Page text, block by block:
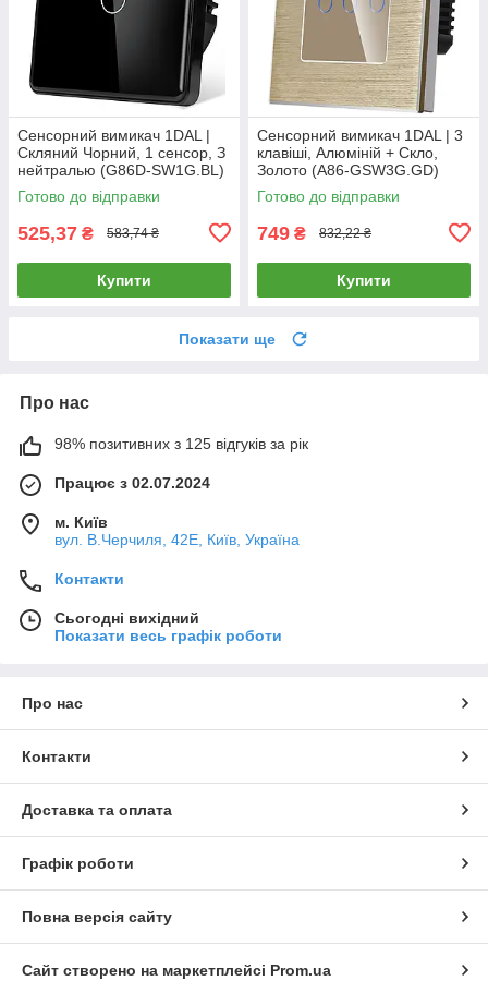
Сенсорний вимикач 1DAL |
Скляний Чорний, 1 сенсор, З
нейтралью (G86D-SW1G.BL)
Готово до відправки
525,37 ₴ 583,74 ₴
Купити
Сенсорний вимикач 1DAL | 3
клавіші, Алюміній + Скло,
Золото (A86-GSW3G.GD)
Готово до відправки
749 ₴ 832,22 ₴
Купити
Показати ще
Про нас
98% позитивних з 125 відгуків за рік
Працює з 02.07.2024
м. Київ
вул. В.Черчиля, 42Е, Київ, Україна
Контакти
Сьогодні вихідний
Показати весь графік роботи
Про нас
Контакти
Доставка та оплата
Графік роботи
Повна версія сайту
Сайт створено на маркетплейсі Prom.ua